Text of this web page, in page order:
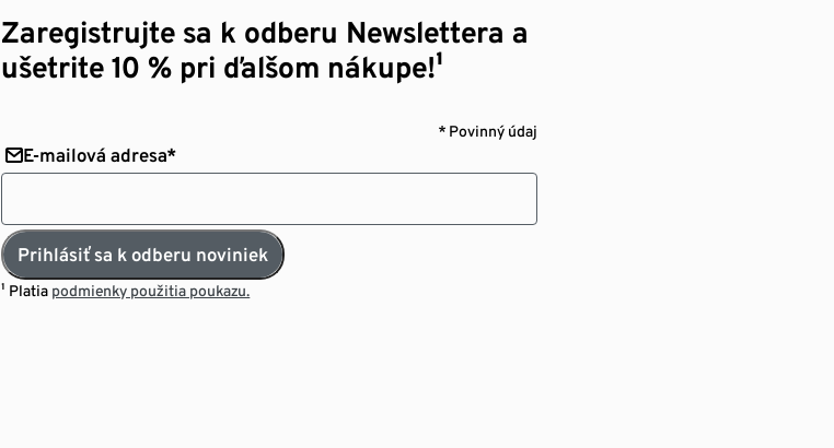
Zaregistrujte sa k odberu Newslettera a
ušetrite 10 % pri ďalšom nákupe!¹
* Povinný údaj
E-mailová adresa*
Prihlásiť sa k odberu noviniek
¹ Platia podmienky použitia poukazu.